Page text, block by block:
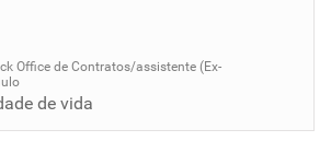
Office de Contratos/assistente (Ex-
de vida